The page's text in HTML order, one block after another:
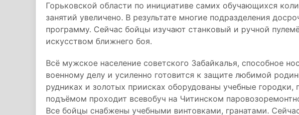
Горьковской области по инициативе самих обучающихся
занятий увеличено. В результате многие подразделения
программу. Сейчас бойцы изучают станковый и ручной
искусством ближнего боя.
Всё мужское население советского Забайкалья, способное
военному делу и усиленно готовится к защите любимой
рудниках и золотых приисках оборудованы учебные
подъёмом проходит всевобуч на Читинском
Все бойцы снабжены учебными винтовками, гранатами.